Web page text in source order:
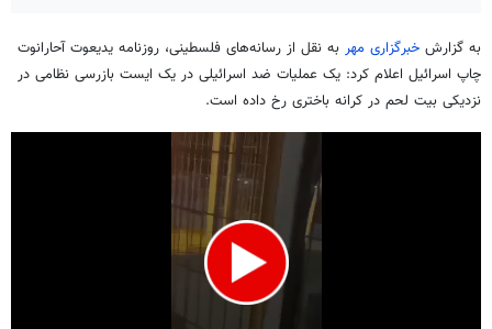
به گزارش خبرگزاری مهر به نقل از رسانه‌های فلسطینی، روزنامه یدیعوت آحارانوت
چاپ اسرائیل اعلام کرد: یک عملیات ضد اسرائیلی در یک ایست بازرسی نظامی در
نزدیکی بیت لحم در کرانه باختری رخ داده است.